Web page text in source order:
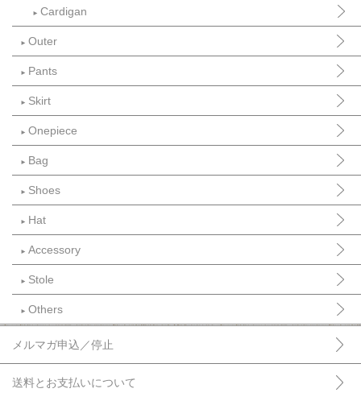
► Cardigan
► Outer
► Pants
► Skirt
► Onepiece
► Bag
► Shoes
► Hat
► Accessory
► Stole
► Others
メルマガ申込／停止
送料とお支払いについて